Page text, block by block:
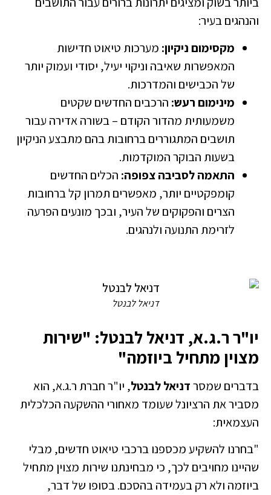
והנהגים בעיר:
מקסימום ניקיון: מערכות טיאוט חדישות
המאפשרות שאיבה וניקוי יעיל, יסודי ועמוק יותר
של הכבישים והמדרכות.
מינימום רעש: הרכבים החדשים שקטים
משמעותית מהדור הקודם – בשורה אדירה עבור
תושבים המתגוררים ברחובות בהם מתבצע הניקיון
בשעות הבוקר המוקדמות.
התאמה לסביבה צפופה: הכלים החדשים
קומפקטיים יותר, מאפשרים תמרון קל ברחובות
הצרים והפקוקים של העיר, ובכך מונעים הפרעה
לזרימת התנועה ולנהגים.
דניאל לבנטל
יו"ר ר.ג.א, דניאל לבנטל: "שירות
מצוין מתחיל ביוזמה"
בדברים שמסרדניאל לבנטל, יו"ר חברת ר.ג.א, הוא
מסביר את הרציונל שעומד מאחורי ההשקעה הכלכלית
העצמאית:
"בחרנו להשקיע מכספנו ברכבי טיאוט חדשים, מבלי
שהיינו מחויבים לכך, כי מבחינתנו שירות מצוין מתחיל
ביוזמה ולא רק בעמידה בהסכם. בסופו של דבר,